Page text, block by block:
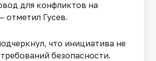
для конфликтов на
отметил Гусев.
что инициатива не
безопасности.